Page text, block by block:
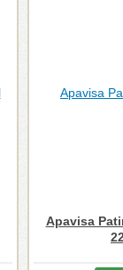
Apavisa